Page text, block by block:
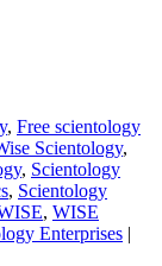
, Free scientology
Scientology,
, Scientology
, Scientology
, WISE
Enterprises |